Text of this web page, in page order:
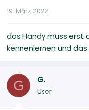
19. März 2022
das Handy muss erst
kennenlernen und
G G.
User